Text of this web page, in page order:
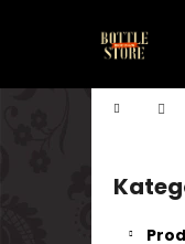
Domov
Preskočiť
kategórie
í
Späť
do
Späť
do